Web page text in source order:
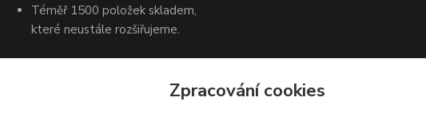
Téměř 1500 položek skladem,
které neustále rozšiřujeme.
Zpracování cookies